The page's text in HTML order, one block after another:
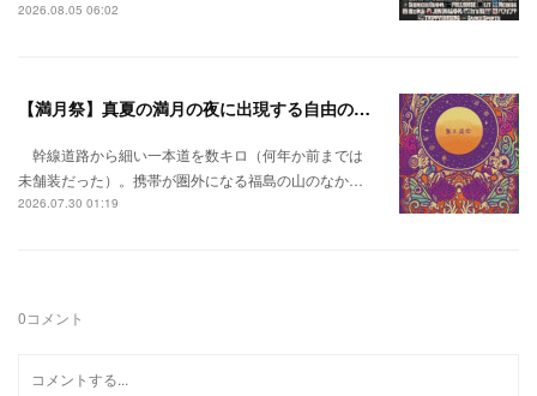
2026.08.05 06:02
【満月祭】真夏の満月の夜に出現する自由の桃源郷。
幹線道路から細い一本道を数キロ（何年か前までは
未舗装だった）。携帯が圏外になる福島の山のなか…
2026.07.30 01:19
0コメント